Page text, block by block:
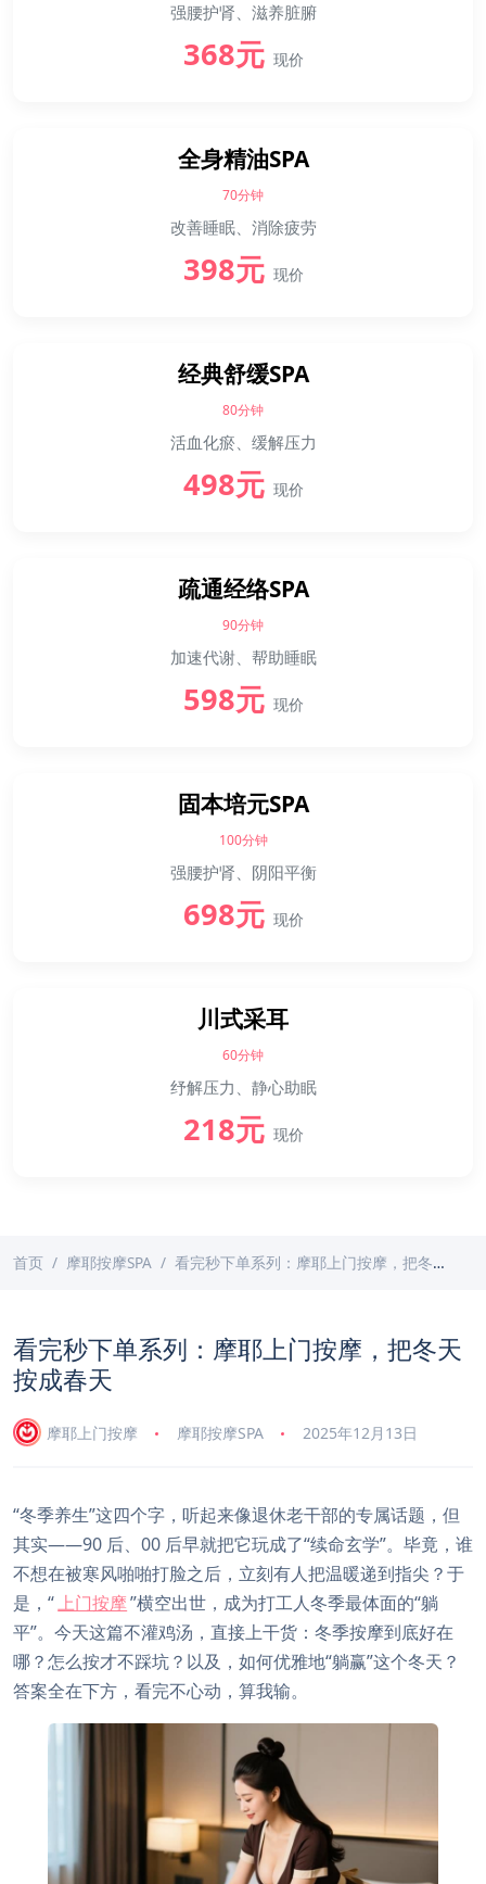
强腰护肾、滋养脏腑
368元 现价
全身精油SPA
70分钟
改善睡眠、消除疲劳
398元 现价
经典舒缓SPA
80分钟
活血化瘀、缓解压力
498元 现价
疏通经络SPA
90分钟
加速代谢、帮助睡眠
598元 现价
固本培元SPA
100分钟
强腰护肾、阴阳平衡
698元 现价
川式采耳
60分钟
纾解压力、静心助眠
218元 现价
首页 摩耶按摩SPA 看完秒下单系列：摩耶上门按摩，把冬天按成春天
看完秒下单系列：摩耶上门按摩，把冬天
按成春天
摩耶上门按摩 摩耶按摩SPA 2025年12月13日
“冬季养生”这四个字，听起来像退休老干部的专属话题，但
其实——90 后、00 后早就把它玩成了“续命玄学”。毕竟，谁
不想在被寒风啪啪打脸之后，立刻有人把温暖递到指尖？于
是，“上门按摩”横空出世，成为打工人冬季最体面的“躺
平”。今天这篇不灌鸡汤，直接上干货：冬季按摩到底好在
哪？怎么按才不踩坑？以及，如何优雅地“躺赢”这个冬天？
答案全在下方，看完不心动，算我输。